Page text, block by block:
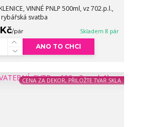
VINNÉ PNLP 500ml, vz 702.p.l.,
svatba
/pár Skladem 8 pár
ANO TO CHCI
CENA ZA DEKOR, PŘILOŽTE TVAR SKLA